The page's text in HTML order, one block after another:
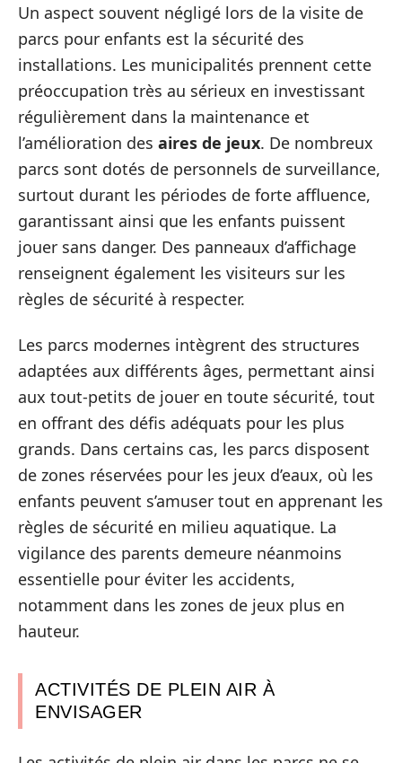
Un aspect souvent négligé lors de la visite de
parcs pour enfants est la sécurité des
installations. Les municipalités prennent cette
préoccupation très au sérieux en investissant
régulièrement dans la maintenance et
l’amélioration des aires de jeux. De nombreux
parcs sont dotés de personnels de surveillance,
surtout durant les périodes de forte affluence,
garantissant ainsi que les enfants puissent
jouer sans danger. Des panneaux d’affichage
renseignent également les visiteurs sur les
règles de sécurité à respecter.
Les parcs modernes intègrent des structures
adaptées aux différents âges, permettant ainsi
aux tout-petits de jouer en toute sécurité, tout
en offrant des défis adéquats pour les plus
grands. Dans certains cas, les parcs disposent
de zones réservées pour les jeux d’eaux, où les
enfants peuvent s’amuser tout en apprenant les
règles de sécurité en milieu aquatique. La
vigilance des parents demeure néanmoins
essentielle pour éviter les accidents,
notamment dans les zones de jeux plus en
hauteur.
ACTIVITÉS DE PLEIN AIR À
ENVISAGER